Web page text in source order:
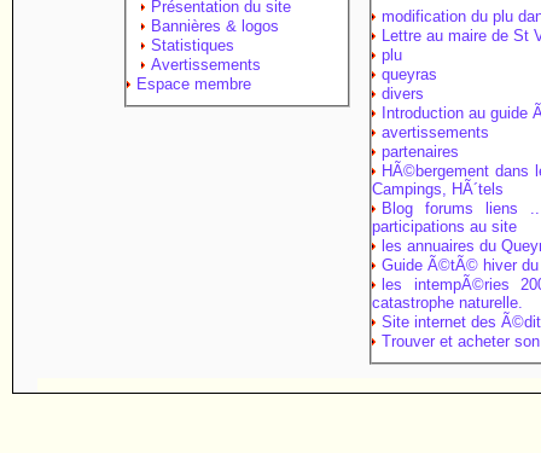
Présentation du site
Bannières & logos
Statistiques
Avertissements
Espace membre
modification du plu
Lettre au maire de St
plu
queyras
divers
Introduction au guide
avertissements
partenaires
HÃ©bergement dans
Campings, HÃ´tels
Blog forums liens
participations au site
les annuaires du
Guide Ã©tÃ© hiver du
les intempÃ©ries
catastrophe naturelle.
Site internet des
Trouver et acheter